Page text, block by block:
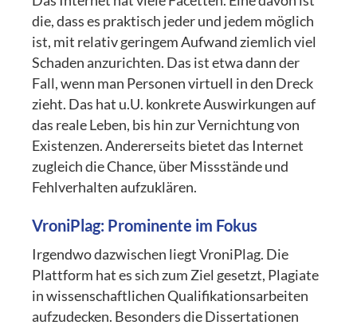
die, dass es praktisch jeder und jedem möglich
ist, mit relativ geringem Aufwand ziemlich viel
Schaden anzurichten. Das ist etwa dann der
Fall, wenn man Personen virtuell in den Dreck
zieht. Das hat u.U. konkrete Auswirkungen auf
das reale Leben, bis hin zur Vernichtung von
Existenzen. Andererseits bietet das Internet
zugleich die Chance, über Missstände und
Fehlverhalten aufzuklären.
VroniPlag: Prominente im Fokus
Irgendwo dazwischen liegt VroniPlag. Die
Plattform hat es sich zum Ziel gesetzt, Plagiate
in wissenschaftlichen Qualifikationsarbeiten
aufzudecken. Besonders die Dissertationen